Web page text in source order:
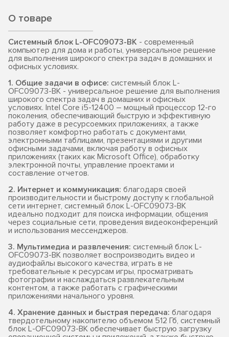
О товаре
Системный блок L-OFC09073-BK - современный
компьютер для дома и работы, универсальное решение
для выполнения широкого спектра задач в домашних и
офисных условиях.
1. Общие задачи в офисе: системный блок L-
OFC09073-BK - универсальное решение для выполнения
широкого спектра задач в домашних и офисных
условиях. Intel Core i5-12400 – мощный процессор 12-го
поколения, обеспечивающий быструю и эффективную
работу даже в ресурсоемких приложениях, а также
позволяет комфортно работать с документами,
электронными таблицами, презентациями и другими
офисными задачами, включая работу в офисных
приложениях (таких как Microsoft Office), обработку
электронной почты, управление проектами и
составление отчетов.
2. Интернет и коммуникация: благодаря своей
производительности и быстрому доступу к глобальной
сети интернет, системный блок L-OFC09073-BK
идеально подходит для поиска информации, общения
через социальные сети, проведения видеоконференций
и использования мессенджеров.
3. Мультимедиа и развлечения: системный блок L-
OFC09073-BK позволяет воспроизводить видео и
аудиофайлы высокого качества, играть в не
требовательные к ресурсам игры, просматривать
фотографии и наслаждаться развлекательным
контентом, а также работать с графическими
приложениями начального уровня.
4. Хранение данных и быстрая передача: благодаря
твердотельному накопителю объемом 512 Гб, системный
блок L-OFC09073-BK обеспечивает быструю загрузку